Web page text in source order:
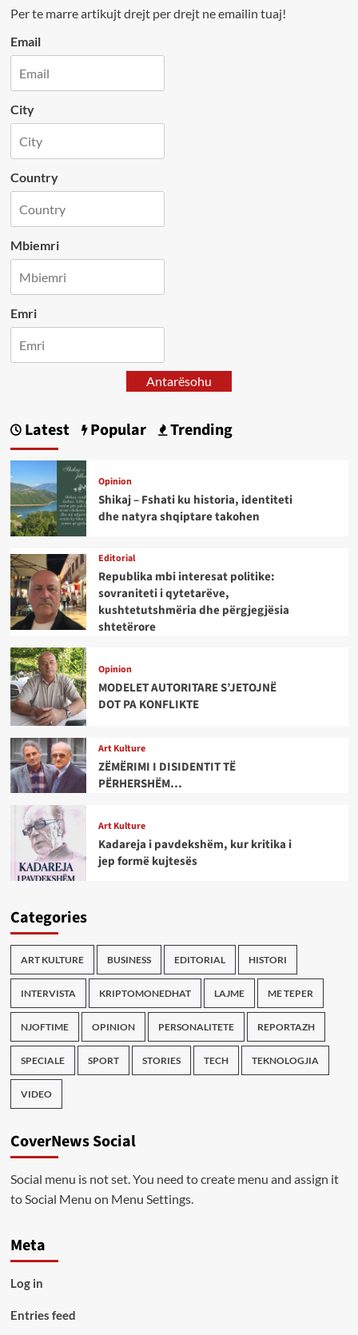
Per te marre artikujt drejt per drejt ne emailin tuaj!
Email
City
Country
Mbiemri
Emri
Antarësohu
Latest Popular Trending
Opinion
Shikaj – Fshati ku historia, identiteti
dhe natyra shqiptare takohen
Editorial
Republika mbi interesat politike:
sovraniteti i qytetarëve,
kushtetutshmëria dhe përgjegjësia
shtetërore
Opinion
MODELET AUTORITARE S’JETOJNË
DOT PA KONFLIKTE
Art Kulture
ZËMËRIMI I DISIDENTIT TË
PËRHERSHËM…
Art Kulture
Kadareja i pavdekshëm, kur kritika i
jep formë kujtesës
Categories
ART KULTURE BUSINESS EDITORIAL HISTORI
INTERVISTA KRIPTOMONEDHAT LAJME ME TEPER
NJOFTIME OPINION PERSONALITETE REPORTAZH
SPECIALE SPORT STORIES TECH TEKNOLOGJIA
VIDEO
CoverNews Social
Social menu is not set. You need to create menu and assign it
to Social Menu on Menu Settings.
Meta
Log in
Entries feed